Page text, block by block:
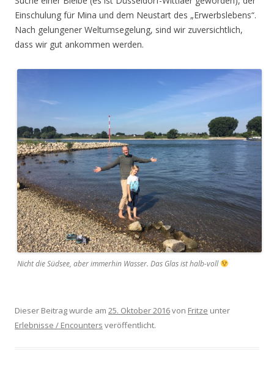
Einschulung für Mina und dem Neustart des „Erwerbslebens“.
Nach gelungener Weltumsegelung, sind wir zuversichtlich,
dass wir gut ankommen werden.
Nicht die Südsee, aber immerhin Wasser. Das Glas ist halb-voll
Dieser Beitrag wurde am 25. Oktober 2016von Fritze unter
Erlebnisse / Encounters veröffentlicht.